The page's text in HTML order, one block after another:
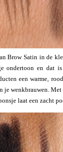
Brow Satin in de
ondertoon en dat
een warme,
je wenkbrauwen.
laat een zacht